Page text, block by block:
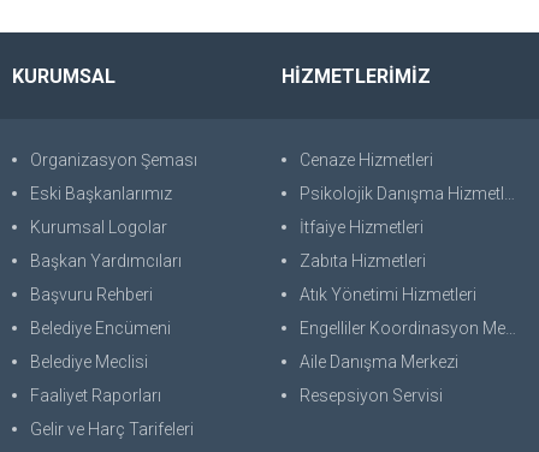
KURUMSAL
Organizasyon Şeması
Eski Başkanlarımız
Kurumsal Logolar
Başkan Yardımcıları
Başvuru Rehberi
Belediye Encümeni
Belediye Meclisi
Faaliyet Raporları
Gelir ve Harç Tarifeleri
HİZMETLERİMİZ
Cenaze Hizmetleri
Psikolojik Danışma Hizmetleri
İtfaiye Hizmetleri
Zabıta Hizmetleri
Atık Yönetimi Hizmetleri
Engelliler Koordinasyon Merkezi
Aile Danışma Merkezi
Resepsiyon Servisi